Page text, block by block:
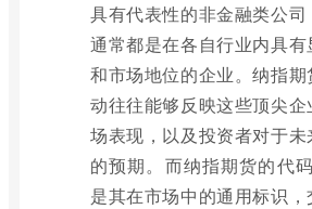
具有代表性的非金融类公司
通常都是在各自行业内具有
和市场地位的企业。纳指
动往往能够反映这些顶尖
场表现，以及投资者对于
的预期。而纳指期货的代
是其在市场中的通用标识